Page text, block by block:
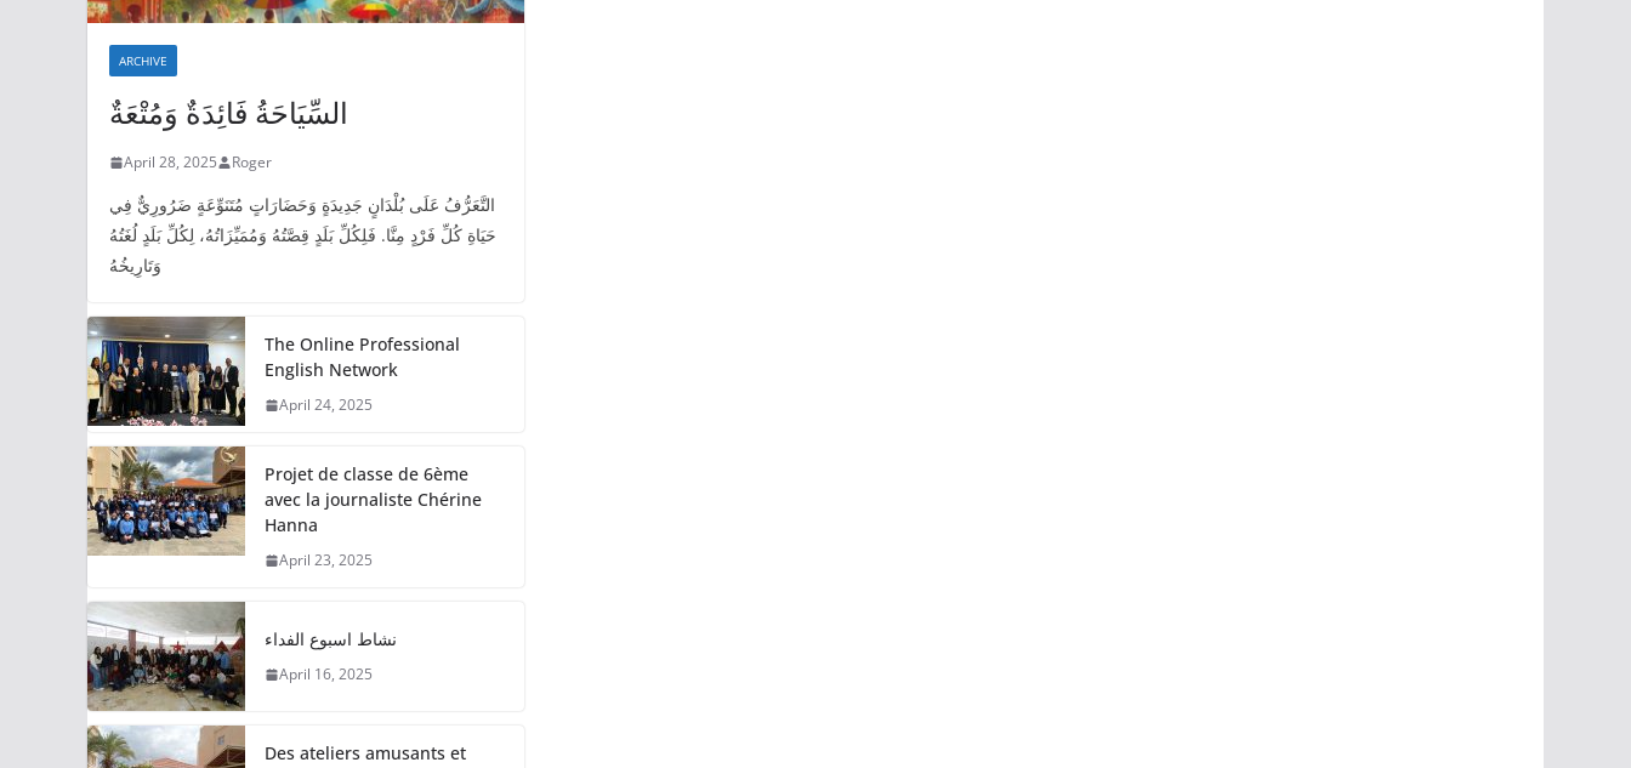
ARCHIVE
السِّيَاحَةُ فَائِدَةٌ وَمُتْعَةٌ
April 28, 2025 Roger
التَّعَرُّفُ عَلَى بُلْدَانٍ جَدِيدَةٍ وَحَضَارَاتٍ مُتَنَوِّعَةٍ ضَرُورِيٌّ فِي
حَيَاةِ كُلِّ فَرْدٍ مِنَّا. فَلِكُلِّ بَلَدٍ قِصَّتُهُ وَمُمَيِّزَاتُهُ، لِكُلِّ بَلَدٍ لُغَتُهُ
وَتَارِيخُهُ
The Online Professional
English Network
April 24, 2025
Projet de classe de 6ème
avec la journaliste Chérine
Hanna
April 23, 2025
نشاط اسبوع الفداء
April 16, 2025
Des ateliers amusants et